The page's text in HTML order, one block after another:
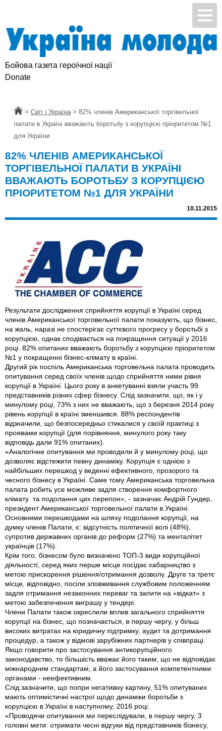
Бойова газета героїчної нації
Donate
Головна
> Світ і Україна > 82% членів Американської торгівельної
палати в Україні вважають боротьбу з корупцією пріоритетом №1
для України
82% ЧЛЕНІВ АМЕРИКАНСЬКОЇ
ТОРГІВЕЛЬНОЇ ПАЛАТИ В УКРАЇНІ
ВВАЖАЮТЬ БОРОТЬБУ З КОРУПЦІЄЮ
ПРІОРИТЕТОМ №1 ДЛЯ УКРАЇНИ
10.11.2015
Результати дослідження сприйняття корупції в Україні серед
членів Американської торговельної палати показують, що бізнес,
на жаль, наразі не спостерігає суттєвого прогресу у боротьбі з
корупцією, однак сподівається на покращення ситуації у 2016
році. 82% опитаних вважають боротьбу з корупцією пріоритетом
№1 у покращенні бізнес-клімату в країні.
Другий рік поспіль Американська торговельна палата проводить
опитування серед своїх членів щодо сприйняття ними рівня
корупції в Україні. Цього року в анкетуванні взяли участь 99
представників різних сфер бізнесу. Слід зазначити, що, як і у
минулому році, 73% з них не вважають, що з березня 2014 року
рівень корупції в країні зменшився. 88% респондентів
відзначили, що безпосередньо стикалися у своїй практиці з
проявами корупції (для порівняння, минулого року таку
відповідь дали 91% опитаних).
«Аналогічне опитування ми проводили й у минулому році, що
дозволяє відстежити певну динаміку. Корупція є однією з
найбільших перешкод у веденні ефективного, прозорого та
чесного бізнесу в Україні. Саме тому Американська торговельна
палата робить усе можливе задля створення комфортного
клімату та подолання цих перепон», - зазначає Андрій Гундер,
президент Американської торговельної палати в Україні.
Основними перешкодами на шляху подолання корупції, на
думку членів Палати, є: відсутність політичної волі (48%),
супротив державних органів до реформ (27%) та менталітет
українців (17%).
Крім того, бізнесом було визначено ТОП-3 види корупційної
діяльності, серед яких перше місце посідає хабарництво з
метою прискорення рішення/отримання дозволу. Друге та третє
місце, відповідно, посіли зловживання службовим положенням
задля отримання незаконних переваг та запити на «відкат» з
метою забезпечення виграшу у тендері.
Члени Палати також окреслили вплив загального сприйняття
корупції на бізнес, що позначається, в першу чергу, у більш
високих витратах на юридичну підтримку, аудит та дотримання
процедур, а також у відмові зарубіжних партнерів у співпраці.
Якщо говорити про застосування антикорупційного
законодавство, то більшість вважає його таким, що не відповідає
міжнародним стандартам, а його застосування компетентними
органами - неефективним.
Слід зазначити, що попри негативну картину, 51% опитуваних
мають оптимістичні настрої щодо динаміки боротьби з
корупцією в Україні в наступному, 2016 році.
«Проводячи опитування ми переслідували, в першу чергу, 3
головні мети: отримати чесні відгуки від представників бізнесу,